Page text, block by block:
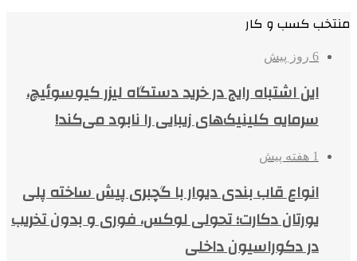
منتخب کسب و کار
6 روز پیش
این اشتباه رایج در خرید دستگاه لیزر کیوسوئیچ،
سرمایه کلینیک‌های زیبایی را نابود می‌کند!
1 هفته پیش
انواع قاب بندی دیوار با گچبری پیش ساخته پلی
یورتان دکارت؛ تحولی لوکس، فوری و بدون تخریب
در دکوراسیون داخلی